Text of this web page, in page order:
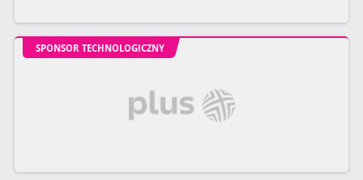
SPONSOR TECHNOLOGICZNY